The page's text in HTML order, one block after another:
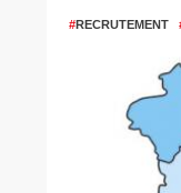
#RECRUTEMENT